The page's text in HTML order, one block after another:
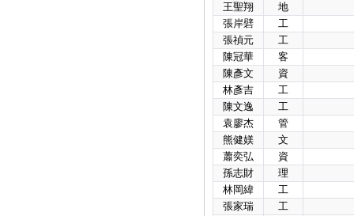
王聖翔
地
張岸礕
工
張禎元
工
陳冠華
客
陳彥文
資
林彥吉
工
陳文逸
工
袁廖杰
管
熊健媄
文
蕭奕弘
資
孫志財
理
林岡緯
工
張家瑞
工